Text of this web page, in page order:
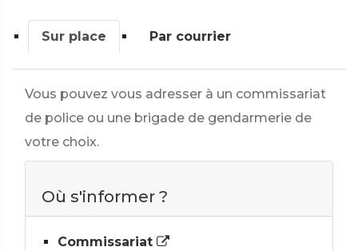
Sur place Par courrier
Vous pouvez vous adresser à un commissariat
de police ou une brigade de gendarmerie de
votre choix.
Où s'informer ?
Commissariat